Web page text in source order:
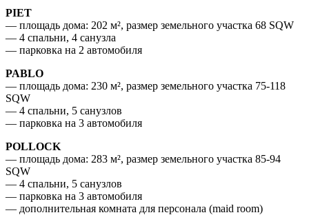
PIET
— площадь дома: 202 м², размер земельного участка 68 SQW
— 4 спальни, 4 санузла
— парковка на 2 автомобиля
PABLO
— площадь дома: 230 м², размер земельного участка 75-118
SQW
— 4 спальни, 5 санузлов
— парковка на 3 автомобиля
POLLOCK
— площадь дома: 283 м², размер земельного участка 85-94
SQW
— 4 спальни, 5 санузлов
— парковка на 3 автомобиля
— дополнительная комната для персонала (maid room)